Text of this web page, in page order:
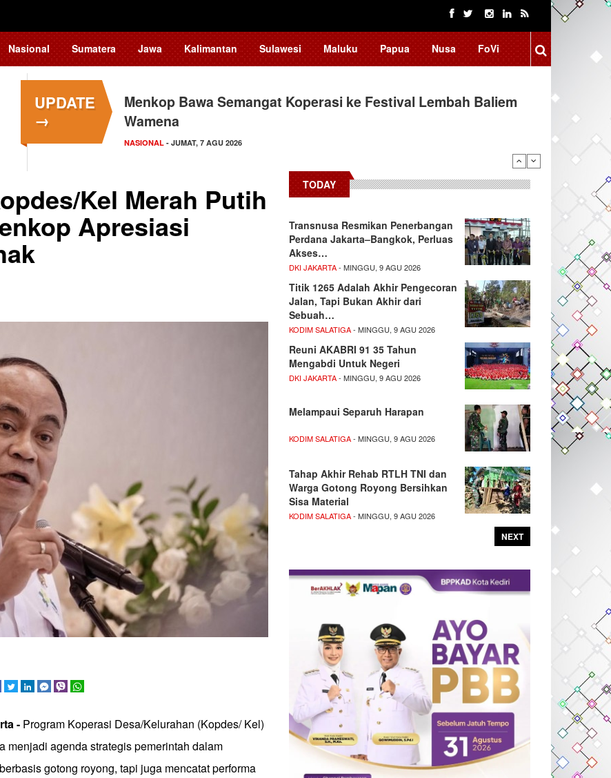
Nasional Sumatera Jawa Kalimantan Sulawesi Maluku Papua Nusa FoVi
UPDATE
→
Menkop Bawa Semangat Koperasi ke Festival Lembah Baliem
Wamena
NASIONAL - JUMAT, 7 AGU 2026
Tingkatkan Daya Saing Indonesia, BRIN Fokus Kembangkan
Teknologi…
NASIONAL - JUMAT, 7 AGU 2026
Kel Merah Putih
Apresiasi
- Program Koperasi Desa/Kelurahan (Kopdes/ Kel)
menjadi agenda strategis pemerintah dalam
gotong royong, tapi juga mencatat performa
TODAY
Transnusa Resmikan Penerbangan
Perdana Jakarta–Bangkok, Perluas
Akses…
DKI JAKARTA- MINGGU, 9 AGU 2026
Titik 1265 Adalah Akhir Pengecoran
Jalan, Tapi Bukan Akhir dari
Sebuah…
KODIM SALATIGA- MINGGU, 9 AGU 2026
Reuni AKABRI 91 35 Tahun
Mengabdi Untuk Negeri
DKI JAKARTA- MINGGU, 9 AGU 2026
Melampaui Separuh Harapan
KODIM SALATIGA- MINGGU, 9 AGU 2026
Tahap Akhir Rehab RTLH TNI dan
Warga Gotong Royong Bersihkan
Sisa Material
KODIM SALATIGA- MINGGU, 9 AGU 2026
NEXT